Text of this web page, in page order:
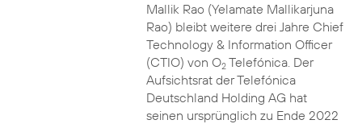
Mallik Rao (Yelamate Mallikarjuna
Rao) bleibt weitere drei Jahre Chief
Technology & Information Officer
(CTIO) von O2Telefónica. Der
Aufsichtsrat der Telefónica
Deutschland Holding AG hat
seinen ursprünglich zu Ende 2022